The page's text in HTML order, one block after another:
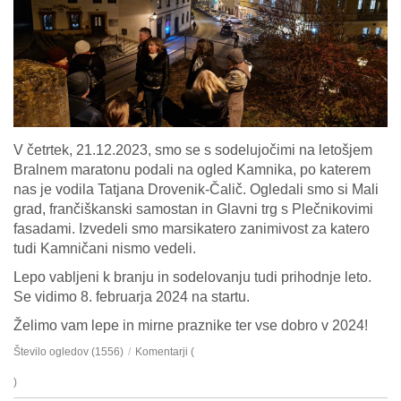
V četrtek, 21.12.2023, smo se s sodelujočimi na letošjem
Bralnem maratonu podali na ogled Kamnika, po katerem
nas je vodila Tatjana Drovenik-Čalič. Ogledali smo si Mali
grad, frančiškanski samostan in Glavni trg s Plečnikovimi
fasadami. Izvedeli smo marsikatero zanimivost za katero
tudi Kamničani nismo vedeli.
Lepo vabljeni k branju in sodelovanju tudi prihodnje leto.
Se vidimo 8. februarja 2024 na startu.
Želimo vam lepe in mirne praznike ter vse dobro v 2024!
Število ogledov (1556) / Komentarji (
)